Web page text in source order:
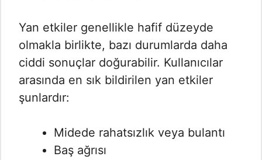
Yan etkiler genellikle hafif düzeyde
olmakla birlikte, bazı durumlarda daha
ciddi sonuçlar doğurabilir. Kullanıcılar
arasında en sık bildirilen yan etkiler
şunlardır:
Midede rahatsızlık veya bulantı
Baş ağrısı